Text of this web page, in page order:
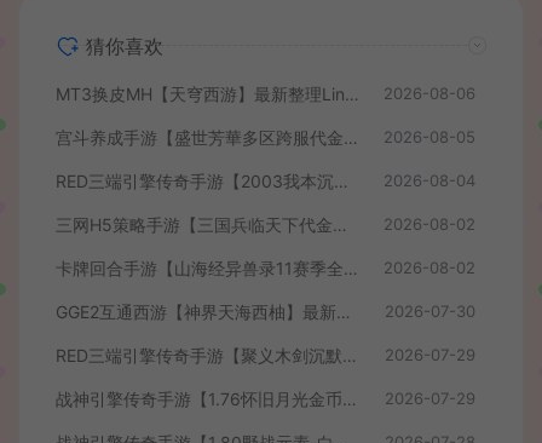
猜你喜欢
MT3换皮MH【天穹西游】最新整理Linux手工服务端+安卓苹果双端+GM后台+详细搭建教程+全套源码+视频教程 2026-08-06
宫斗养成手游【盛世芳華多区跨服代金券本地优化版】最新整理单机一键即玩端+Linux手工服务端+CDK授权后台+安卓+详细搭建教程 2026-08-05
RED三端引擎传奇手游【2003我本沉默】最新整理Win系服务端+安卓苹果PC三端+详细搭建教程 2026-08-04
三网H5策略手游【三国兵临天下代金券内购七合修复版】最新整理单机一键即玩镜像端+Linux手工服务端+管理后台+GM授权后台+简易安卓客户端+详细搭建教程+视频教程 2026-08-02
卡牌回合手游【山海经异兽录11赛季全人物代金券内购版】最新整理WIN系服务端+授权GM后台+管理后台+热更修改工具+安卓+详细搭建教程 2026-08-02
GGE2互通西游【神界天海西柚】最新整理Win系服务端+安卓苹果PC三端+内置GM工具+全套源码+详细搭建教程+视频教程 2026-07-30
RED三端引擎传奇手游【聚义木剑沉默高仿嘟嘟沉默】最新整理Win系服务端+安卓苹果PC三端+详细搭建教程 2026-07-29
战神引擎传奇手游【1.76怀旧月光金币版】最新整理Win系复古服务端+安卓苹果双端+GM授权物品后台+详细搭建教程 2026-07-29